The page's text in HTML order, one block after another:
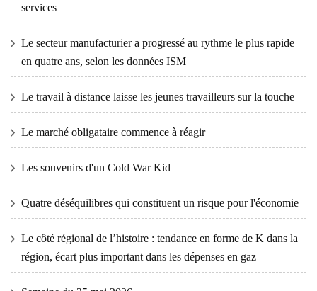
services
Le secteur manufacturier a progressé au rythme le plus rapide
en quatre ans, selon les données ISM
Le travail à distance laisse les jeunes travailleurs sur la touche
Le marché obligataire commence à réagir
Les souvenirs d'un Cold War Kid
Quatre déséquilibres qui constituent un risque pour l'économie
Le côté régional de l’histoire : tendance en forme de K dans la
région, écart plus important dans les dépenses en gaz